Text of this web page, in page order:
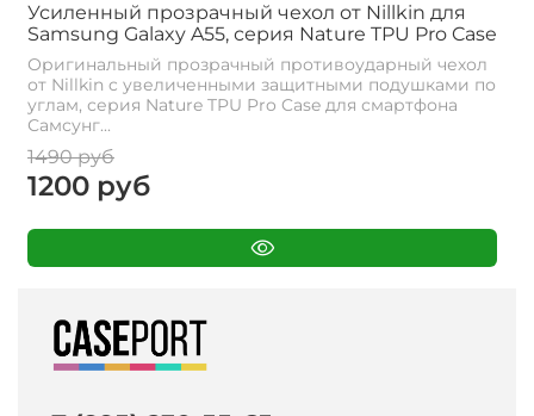
Усиленный прозрачный чехол от Nillkin для
Samsung Galaxy A55, серия Nature TPU Pro Case
Оригинальный прозрачный противоударный чехол
от Nillkin c увеличенными защитными подушками по
углам, серия Nature TPU Pro Case для смартфона
Самсунг...
1490 руб
1200 руб